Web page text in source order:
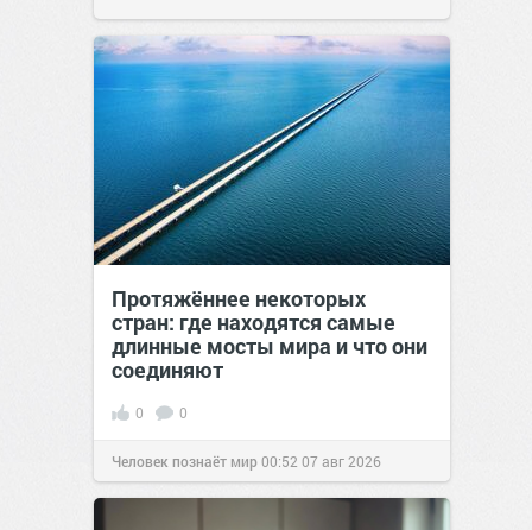
Протяжённее некоторых
стран: где находятся самые
длинные мосты мира и что они
соединяют
0 0
Человек познаёт мир00:52 07 авг 2026